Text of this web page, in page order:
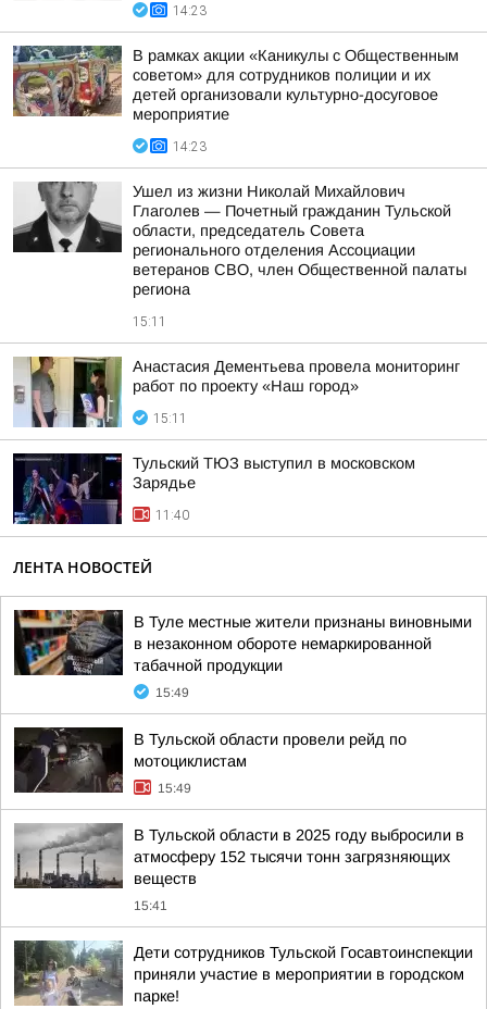
14:23
В рамках акции «Каникулы с Общественным
советом» для сотрудников полиции и их
детей организовали культурно-досуговое
мероприятие
14:23
Ушел из жизни Николай Михайлович
Глаголев — Почетный гражданин Тульской
области, председатель Совета
регионального отделения Ассоциации
ветеранов СВО, член Общественной палаты
региона
15:11
Анастасия Дементьева провела мониторинг
работ по проекту «Наш город»
15:11
Тульский ТЮЗ выступил в московском
Зарядье
11:40
ЛЕНТА НОВОСТЕЙ
В Туле местные жители признаны виновными
в незаконном обороте немаркированной
табачной продукции
15:49
В Тульской области провели рейд по
мотоциклистам
15:49
В Тульской области в 2025 году выбросили в
атмосферу 152 тысячи тонн загрязняющих
веществ
15:41
Дети сотрудников Тульской Госавтоинспекции
приняли участие в мероприятии в городском
парке!